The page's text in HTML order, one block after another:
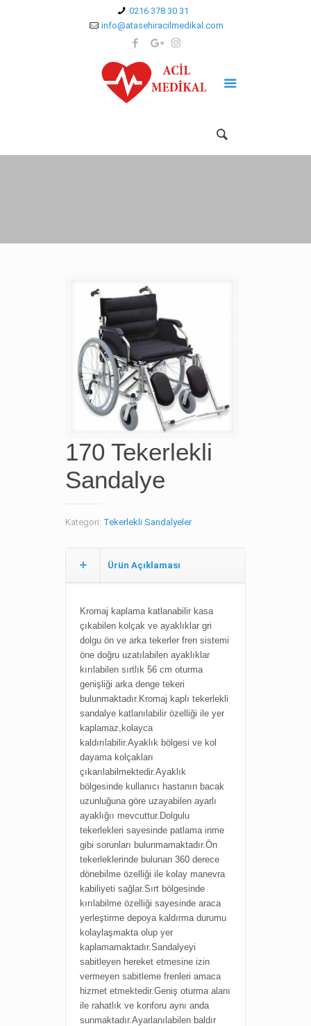
0216 378 30 31
info@atasehiracilmedikal.com
170 Tekerlekli
Sandalye
Kategori: Tekerlekli Sandalyeler.
Ürün Açıklaması
Kromaj kaplama katlanabilir kasa
çıkabilen kolçak ve ayaklıklar gri
dolgu ön ve arka tekerler fren sistemi
öne doğru uzatılabilen ayaklıklar
kırılabilen sırtlık 56 cm oturma
genişliği arka denge tekeri
bulunmaktadır.Kromaj kaplı tekerlekli
sandalye katlanılabilir özelliği ile yer
kaplamaz,kolayca
kaldırılabilir.Ayaklık bölgesi ve kol
dayama kolçakları
çıkarılabilmektedir.Ayaklık
bölgesinde kullanıcı hastanın bacak
uzunluğuna göre uzayabilen ayarlı
ayaklığıı mevcuttur.Dolgulu
tekerlekleri sayesinde patlama inme
gibi sorunları bulunmamaktadır.Ön
tekerleklerinde bulunan 360 derece
dönebilme özelliği ile kolay manevra
kabiliyeti sağlar.Sırt bölgesinde
kırılabilme özelliği sayesinde araca
yerleştirme depoya kaldırma durumu
kolaylaşmakta olup yer
kaplamamaktadır.Sandalyeyi
sabitleyen hereket etmesine izin
vermeyen sabitleme frenleri amaca
hizmet etmektedir.Geniş oturma alanı
ile rahatlık ve konforu aynı anda
sunmaktadır.Ayarlanılabilen baldır